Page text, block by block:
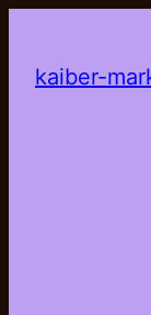
kaiber-